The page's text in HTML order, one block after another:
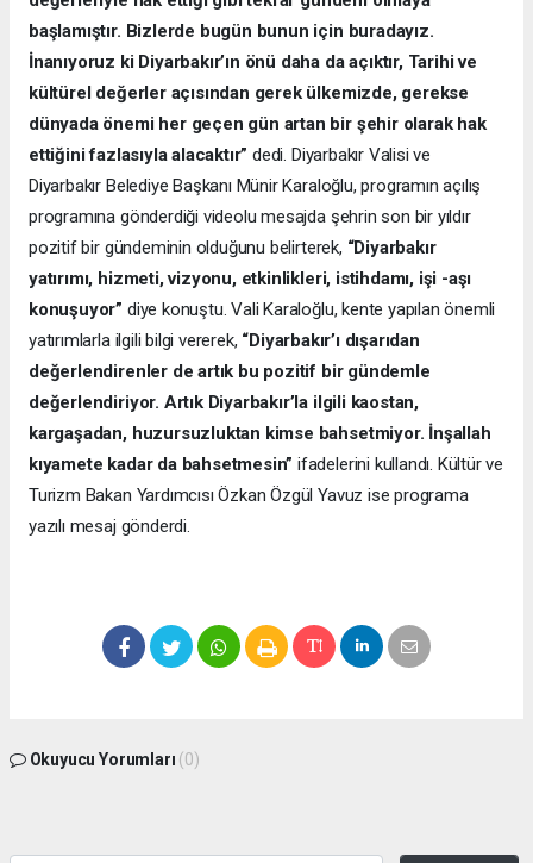
başlamıştır. Bizlerde bugün bunun için buradayız.
İnanıyoruz ki Diyarbakır’ın önü daha da açıktır, Tarihi ve
kültürel değerler açısından gerek ülkemizde, gerekse
dünyada önemi her geçen gün artan bir şehir olarak hak
ettiğini fazlasıyla alacaktır” dedi. Diyarbakır Valisi ve
Diyarbakır Belediye Başkanı Münir Karaloğlu, programın açılış
programına gönderdiği videolu mesajda şehrin son bir yıldır
pozitif bir gündeminin olduğunu belirterek, “Diyarbakır
yatırımı, hizmeti, vizyonu, etkinlikleri, istihdamı, işi -aşı
konuşuyor” diye konuştu. Vali Karaloğlu, kente yapılan önemli
yatırımlarla ilgili bilgi vererek, “Diyarbakır’ı dışarıdan
değerlendirenler de artık bu pozitif bir gündemle
değerlendiriyor. Artık Diyarbakır’la ilgili kaostan,
kargaşadan, huzursuzluktan kimse bahsetmiyor. İnşallah
kıyamete kadar da bahsetmesin” ifadelerini kullandı. Kültür ve
Turizm Bakan Yardımcısı Özkan Özgül Yavuz ise programa
yazılı mesaj gönderdi.
Okuyucu Yorumları (0)